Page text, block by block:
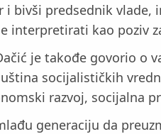
bivši predsednik
interpretirati kao
je takođe govorio o
socijalističkih
razvoj, socijalna
generaciju da